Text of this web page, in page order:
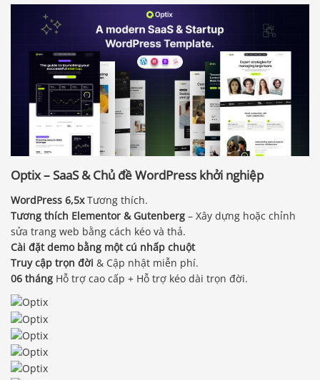
Optix – SaaS & Chủ đề WordPress khởi nghiệp
WordPress 6,5xTương thích.
Tương thích Elementor & Gutenberg – Xây dựng hoặc chỉnh
sửa trang web bằng cách kéo và thả.
Cài đặt demo bằng một cú nhấp chuột
Truy cập trọn đời & Cập nhật miễn phí.
06 tháng Hỗ trợ cao cấp + Hỗ trợ kéo dài trọn đời.